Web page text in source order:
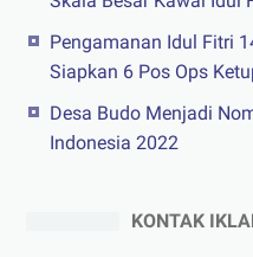
Pengamanan Idul Fitri
Siapkan 6 Pos Ops
Desa Budo Menjadi
Indonesia 2022
KONTAK